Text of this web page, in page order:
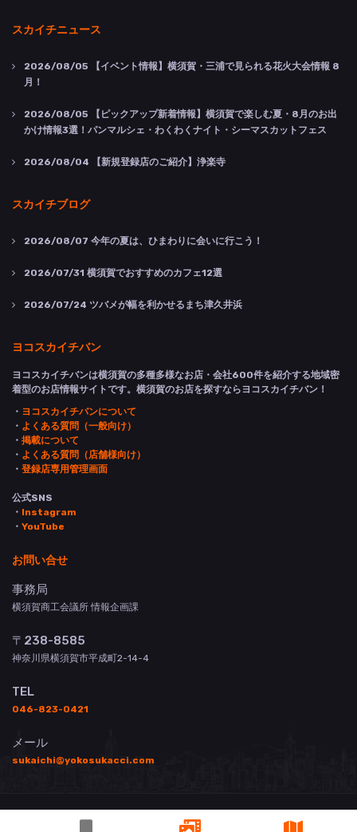
スカイチニュース
2026/08/05 【イベント情報】横須賀・三浦で見られる花火大会情報 8
月！
2026/08/05 【ピックアップ新着情報】横須賀で楽しむ夏・8月のお出
かけ情報3選！パンマルシェ・わくわくナイト・シーマスカットフェス
2026/08/04 【新規登録店のご紹介】浄楽寺
スカイチブログ
2026/08/07 今年の夏は、ひまわりに会いに行こう！
2026/07/31 横須賀でおすすめのカフェ12選
2026/07/24 ツバメが幅を利かせるまち津久井浜
ヨコスカイチバン
ヨコスカイチバンは横須賀の多種多様なお店・会社600件を紹介する地域密
着型のお店情報サイトです。横須賀のお店を探すならヨコスカイチバン！
・ ヨコスカイチバンについて
・ よくある質問（一般向け）
・ 掲載について
・ よくある質問（店舗様向け）
・ 登録店専用管理画面
公式SNS
・ Instagram
・ YouTube
お問い合せ
事務局
横須賀商工会議所 情報企画課
〒238-8585
神奈川県横須賀市平成町2-14-4
TEL
046-823-0421
メール
sukaichi@yokosukacci.com
© 横須賀商工会議所 All Rights Reserved.